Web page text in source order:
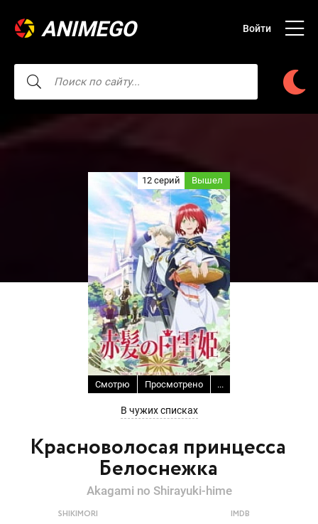
ANIMEGO Войти
Красноволосая принцесса
Белоснежка
12 серий Вышел
Смотрю Просмотрено ...
В чужих списках
Akagami no Shirayuki-hime
SHIKIMORI IMDB